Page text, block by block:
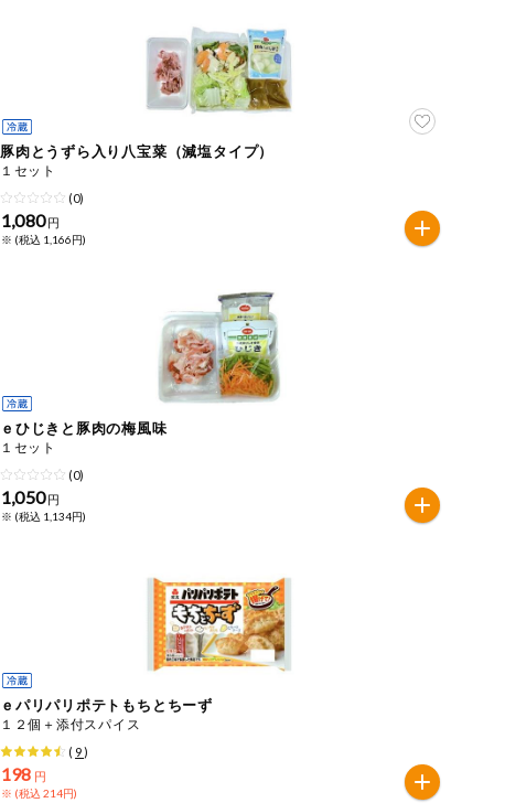
豚肉とうずら入り八宝菜（減塩タイプ）
１セット
(0)
1,080 円
※ (税込 1,166円)
ｅひじきと豚肉の梅風味
１セット
(0)
1,050 円
※ (税込 1,134円)
ｅパリパリポテトもちとちーず
１２個＋添付スパイス
( 9)
198 円
※ (税込 214円)